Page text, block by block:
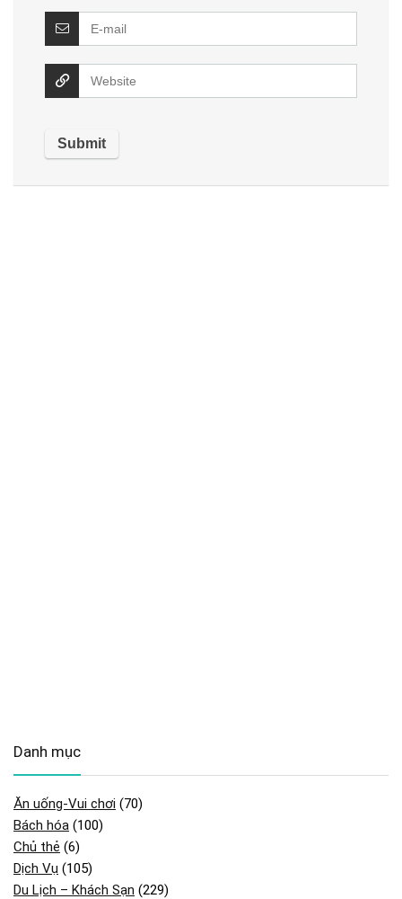
Danh mục
Ăn uống-Vui chơi (70)
Bách hóa (100)
Chủ thẻ (6)
Dịch Vụ (105)
Du Lịch – Khách Sạn (229)